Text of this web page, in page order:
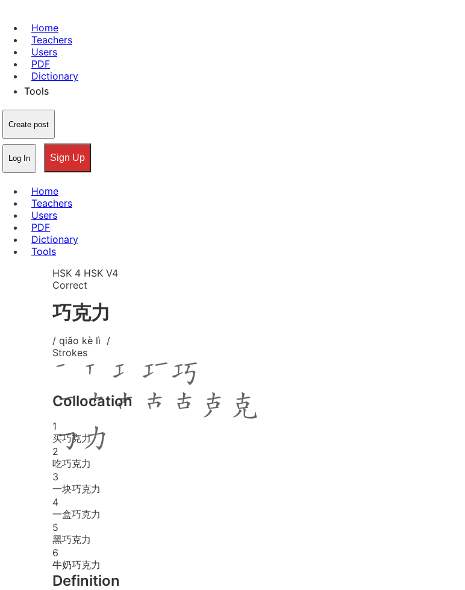
Home
Teachers
Users
PDF
Dictionary
Tools
Create post
Log In Sign Up
Home
Teachers
Users
PDF
Dictionary
Tools
HSK 4 HSK V4
Correct
巧克力
/ qiǎo kè lì /
Strokes
Collocation
1
买巧克力
2
吃巧克力
3
一块巧克力
4
一盒巧克力
5
黑巧克力
6
牛奶巧克力
Definition